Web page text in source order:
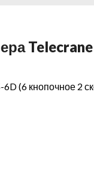
(6 кнопочное 2